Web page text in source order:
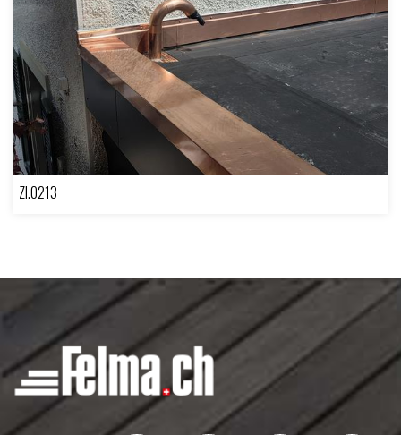
ZI.0213